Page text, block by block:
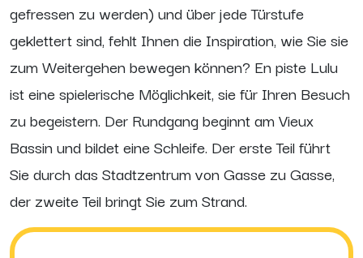
gefressen zu werden) und über jede Türstufe
geklettert sind, fehlt Ihnen die Inspiration, wie Sie sie
zum Weitergehen bewegen können? En piste Lulu
ist eine spielerische Möglichkeit, sie für Ihren Besuch
zu begeistern. Der Rundgang beginnt am Vieux
Bassin und bildet eine Schleife. Der erste Teil führt
Sie durch das Stadtzentrum von Gasse zu Gasse,
der zweite Teil bringt Sie zum Strand.